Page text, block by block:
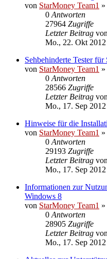
von StarMoney Team1 »
0 Antworten
27964 Zugriffe
Letzter Beitrag von
Mo., 22. Okt
Sehbehinderte Tester
von StarMoney Team1 »
0 Antworten
28566 Zugriffe
Letzter Beitrag von
Mo., 17. Sep
Hinweise für die
von StarMoney Team1 »
0 Antworten
29193 Zugriffe
Letzter Beitrag von
Mo., 17. Sep
Informationen zur
Windows 8
von StarMoney Team1 »
0 Antworten
28905 Zugriffe
Letzter Beitrag von
Mo., 17. Sep 2012